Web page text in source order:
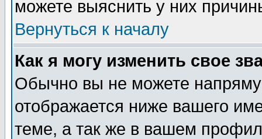
можете выяснить у них
Вернуться к началу
Как я могу изменить свое
Обычно вы не можете
отображается ниже вашего
теме, а так же в вашем